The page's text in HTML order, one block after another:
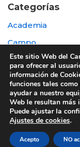
Categorías
Academia
Campo
Destacada
Otras
© 2022 UTE
Este sitio Web del
para ofrecer al
información de
funciones tales
ayudar a nuestro
Web le resultan más
Puede ajustar la
Ajustes de cookies.
Acepto NO